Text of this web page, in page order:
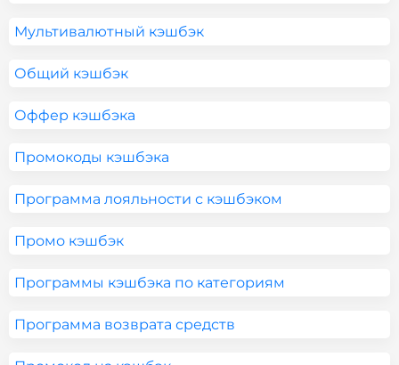
Мультивалютный кэшбэк
Общий кэшбэк
Оффер кэшбэка
Промокоды кэшбэка
Программа лояльности с кэшбэком
Промо кэшбэк
Программы кэшбэка по категориям
Программа возврата средств